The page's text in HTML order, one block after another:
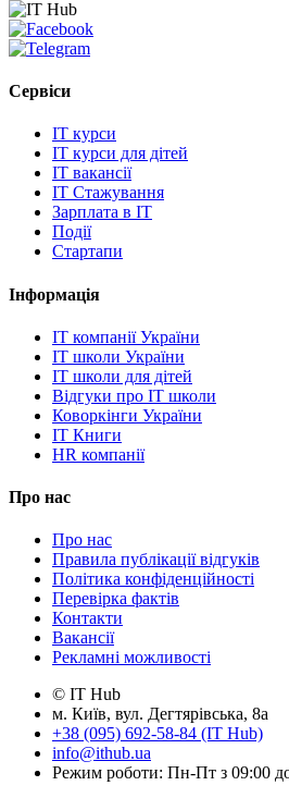
Сервіси
IT курси
IT курси для дітей
IT вакансії
IT Стажування
Зарплата в IT
Події
Стартапи
Інформація
IT компанії України
IT школи України
IT школи для дітей
Відгуки про IT школи
Коворкінги України
IT Книги
HR компанії
Про нас
Про нас
Правила публікації відгуків
Політика конфіденційності
Перевірка фактів
Контакти
Вакансії
Рекламні можливості
© IT Hub
м. Київ, вул. Дегтярівська, 8а
+38 (095) 692-58-84 (IT Hub)
info@ithub.ua
Режим роботи: Пн-Пт з 09:00